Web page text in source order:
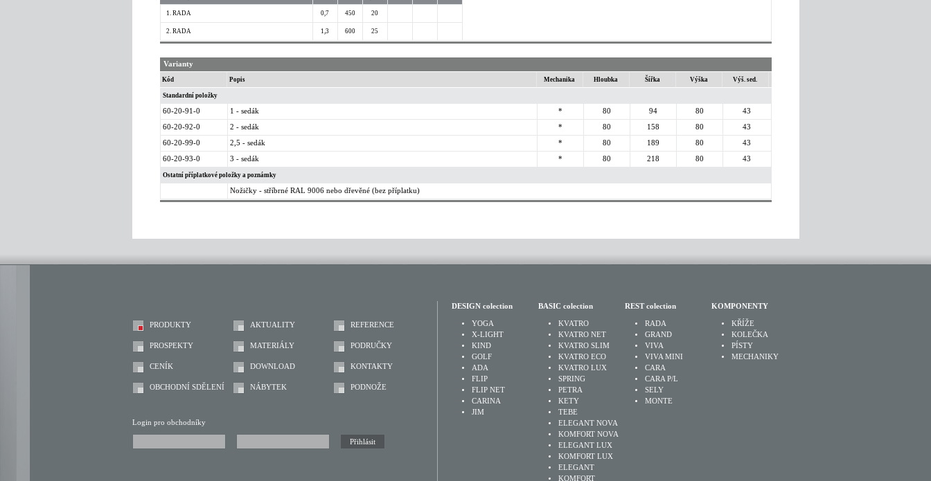
1. RADA 0,7 450 20
2. RADA 1,3 600 25
Varianty
Kód Popis Mechanika Hloubka Šířka Výška Výš. sed.
Standardní položky
60-20-91-0 1 - sedák * 80 94 80 43
60-20-92-0 2 - sedák * 80 158 80 43
60-20-99-0 2,5 - sedák * 80 189 80 43
60-20-93-0 3 - sedák * 80 218 80 43
Ostatní příplatkové položky a poznámky
Nožičky - stříbrné RAL 9006 nebo dřevěné (bez příplatku)
PRODUKTY AKTUALITY REFERENCE
PROSPEKTY MATERIÁLY PODRUČKY
CENÍK DOWNLOAD KONTAKTY
OBCHODNÍ SDĚLENÍ NÁBYTEK PODNOŽE
Login pro obchodníky
DESIGN colection
YOGA
X-LIGHT
KIND
GOLF
ADA
FLIP
FLIP NET
CARINA
JIM
BASIC colection
KVATRO
KVATRO NET
KVATRO SLIM
KVATRO ECO
KVATRO LUX
SPRING
PETRA
KETY
TEBE
ELEGANT NOVA
KOMFORT NOVA
ELEGANT LUX
KOMFORT LUX
ELEGANT
KOMFORT
REST colection
RADA
GRAND
VIVA
VIVA MINI
CARA
CARA P/L
SELY
MONTE
KOMPONENTY
KŘÍŽE
KOLEČKA
PÍSTY
MECHANIKY